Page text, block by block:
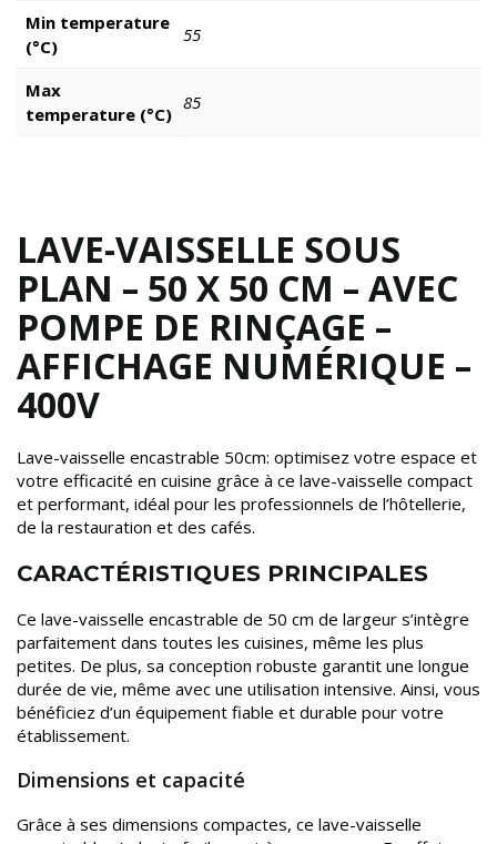
Min temperature
(°C)
55
Max
temperature (°C)
85
LAVE-VAISSELLE SOUS
PLAN – 50 X 50 CM – AVEC
POMPE DE RINÇAGE –
AFFICHAGE NUMÉRIQUE –
400V
Lave-vaisselle encastrable 50cm: optimisez votre espace et
votre efficacité en cuisine grâce à ce lave-vaisselle compact
et performant, idéal pour les professionnels de l’hôtellerie,
de la restauration et des cafés.
CARACTÉRISTIQUES PRINCIPALES
Ce lave-vaisselle encastrable de 50 cm de largeur s’intègre
parfaitement dans toutes les cuisines, même les plus
petites. De plus, sa conception robuste garantit une longue
durée de vie, même avec une utilisation intensive. Ainsi, vous
bénéficiez d’un équipement fiable et durable pour votre
établissement.
Dimensions et capacité
Grâce à ses dimensions compactes, ce lave-vaisselle